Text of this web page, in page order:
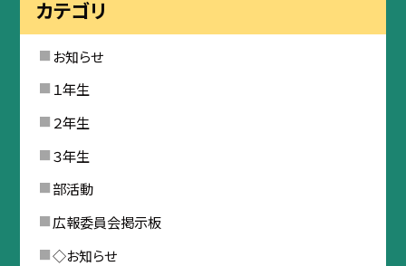
カテゴリ
お知らせ
１年生
２年生
３年生
部活動
広報委員会掲示板
◇お知らせ